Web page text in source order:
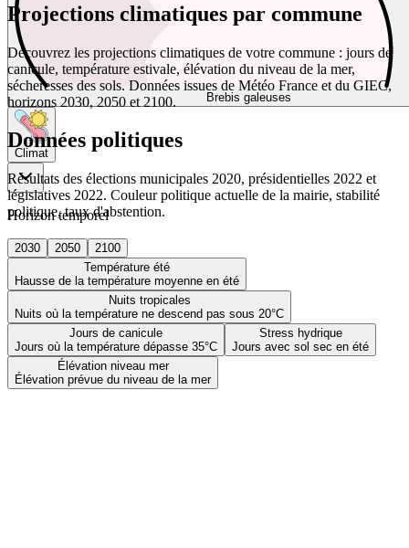
Brebis galeuses
Climat
Horizon temporel
2030 2050
2100
Température été
Hausse de la température moyenne en été
Nuits tropicales
Nuits où la température ne descend pas sous 20°C
Jours de canicule
Jours où la température dépasse 35°C
Stress hydrique
Jours avec sol sec en été
Élévation niveau mer
Élévation prévue du niveau de la mer
Projections climatiques par commune
Découvrez les projections climatiques de votre commune : jours de
canicule, température estivale, élévation du niveau de la mer,
sécheresses des sols. Données issues de Météo France et du GIEC,
horizons 2030, 2050 et 2100.
Données politiques
Résultats des élections municipales 2020, présidentielles 2022 et
législatives 2022. Couleur politique actuelle de la mairie, stabilité
politique, taux d'abstention.